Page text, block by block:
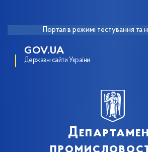
Портал в режимі тестування та
GOV.UA
Державні сайти України